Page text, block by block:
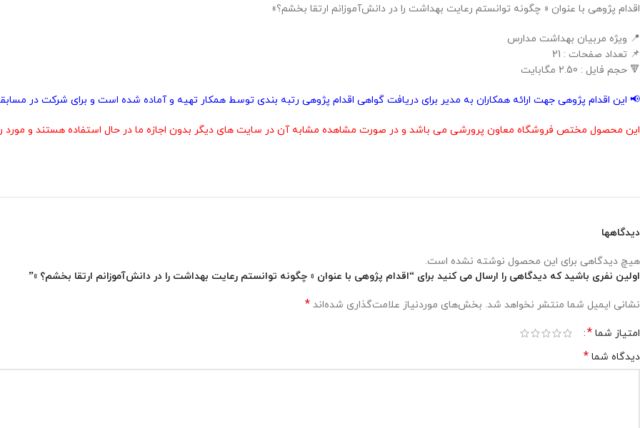
اقدام پژوهی با عنوان « چگونه توانستم رعایت بهداشت را در دانش‌آموزانم ارتقا بخشم؟»
📍 ویژه مربیان بهداشت مدارس
📌 تعداد صفحات : 21
🔻 حجم فایل : 2.50 مگابایت
📢 این اقدام پژوهی جهت ارائه همکاران به مدیر برای دریافت گواهی اقدام پژوهی رتبه بندی توسط همکار تهیه و آماده شده است و برای شرکت در
این محصول مختص فروشگاه معاون پرورشی می باشد و در صورت مشاهده مشابه آن در سایت های دیگر بدون اجازه ما در حال استفاده هستند و مورد
دیدگاهها
هیچ دیدگاهی برای این محصول نوشته نشده است.
اولین نفری باشید که دیدگاهی را ارسال می کنید برای “اقدام پژوهی با عنوان « چگونه توانستم رعایت بهداشت را در دانش‌آموزانم ارتقا بخشم؟ »”
نشانی ایمیل شما منتشر نخواهد شد. بخش‌های موردنیاز علامت‌گذاری شده‌اند *
امتیاز شما *
دیدگاه شما *